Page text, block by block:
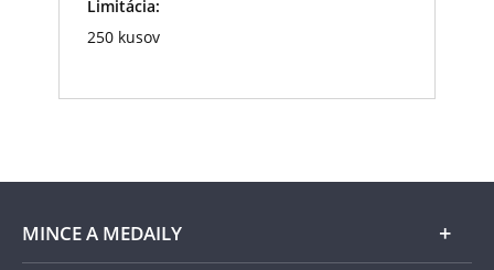
Limitácia:
250 kusov
MINCE A MEDAILY